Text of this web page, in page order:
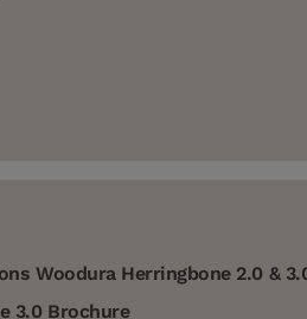
Woodura Herringbone 2.0 &
3.0 Brochure